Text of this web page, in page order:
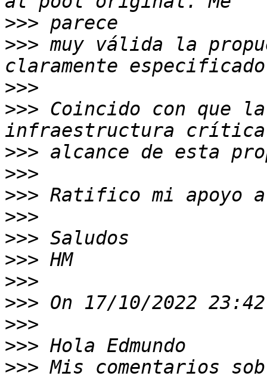
>>>
>>> muy válida la
>>>
>>> Coincido con que
>>>
>>>
>>>
>>>
>>>
>>>
>>>
>>>
>>>
>>>
>>> Mis comentarios